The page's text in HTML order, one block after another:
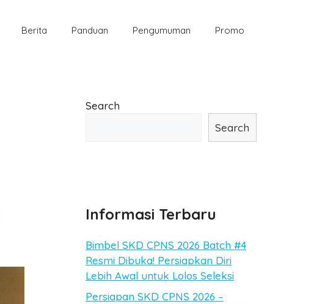
Berita Panduan Pengumuman Promo
Search
Search
Informasi Terbaru
Bimbel SKD CPNS 2026 Batch #4
Resmi Dibuka! Persiapkan Diri
Lebih Awal untuk Lolos Seleksi
Persiapan SKD CPNS 2026 –